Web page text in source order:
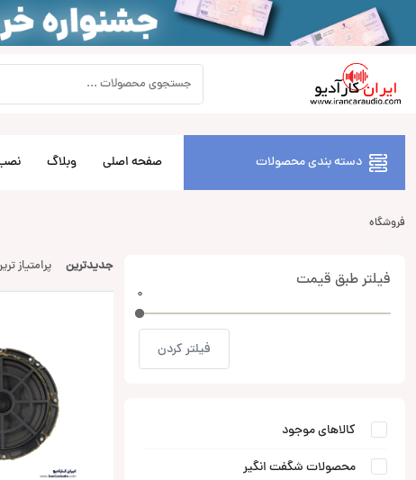
دسته بندی محصولات صفحه اصلی وبلاگ
فروشگاه
فیلتر طبق قیمت
0
0
فیلتر کردن
کالاهای موجود
محصولات شگفت انگیر
جدیدترین پرامتیاز